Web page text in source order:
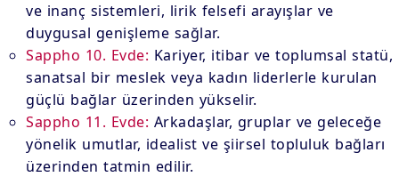
ve inanç sistemleri, lirik felsefi arayışlar ve
duygusal genişleme sağlar.
Sappho 10. Evde: Kariyer, itibar ve toplumsal statü,
sanatsal bir meslek veya kadın liderlerle kurulan
güçlü bağlar üzerinden yükselir.
Sappho 11. Evde: Arkadaşlar, gruplar ve geleceğe
yönelik umutlar, idealist ve şiirsel topluluk bağları
üzerinden tatmin edilir.